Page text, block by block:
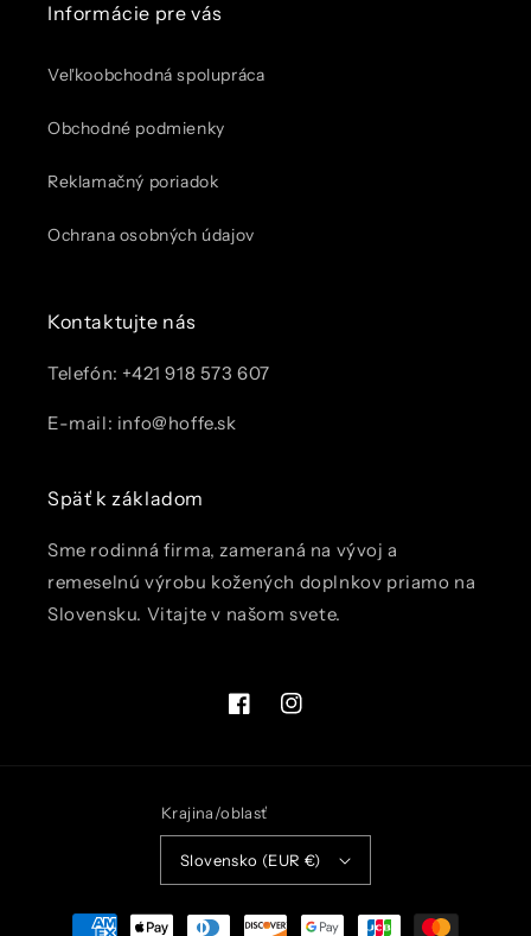
Informácie pre vás
Veľkoobchodná spolupráca
Obchodné podmienky
Reklamačný poriadok
Ochrana osobných údajov
Kontaktujte nás
Telefón: +421 918 573 607
E-mail: info@hoffe.sk
Späť k základom
Sme rodinná firma, zameraná na vývoj a
remeselnú výrobu kožených doplnkov priamo na
Slovensku. Vitajte v našom svete.
FacebookInstagram
Krajina/oblasť
Slovensko (EUR €)
Spôsoby